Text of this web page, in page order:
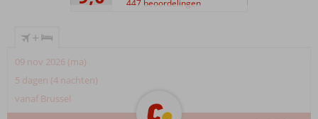
447 beoordelingen
+
09 nov 2026 (ma)
5 dagen (4 nachten)
vanaf Brussel